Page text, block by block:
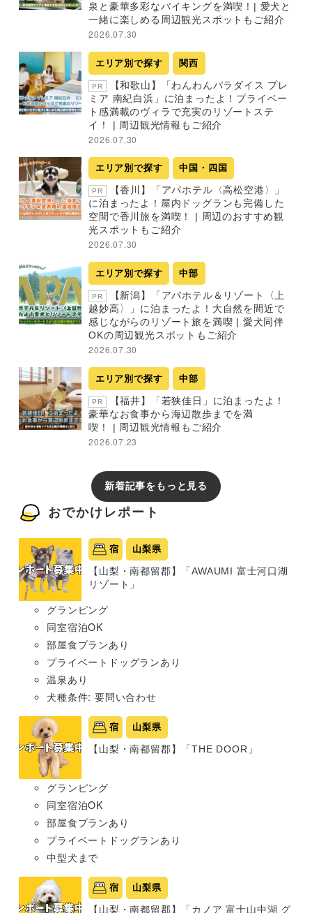
泉と豪華多彩なバイキングを満喫！| 愛犬と
一緒に楽しめる周辺観光スポットもご紹介
2026.07.30
エリア別で探す 関西
PR
【和歌山】「わんわんパラダイス プレ
ミア 南紀白浜」に泊まったよ！プライベー
ト感満載のヴィラで充実のリゾートステ
イ！ | 周辺観光情報もご紹介
2026.07.30
エリア別で探す 中国・四国
PR
【香川】「アパホテル〈高松空港〉」
に泊まったよ！屋内ドッグランも完備した
空間で香川旅を満喫！ | 周辺のおすすめ観
光スポットもご紹介
2026.07.30
エリア別で探す 中部
PR
【新潟】「アパホテル＆リゾート〈上
越妙高〉」に泊まったよ！大自然を間近で
感じながらのリゾート旅を満喫 | 愛犬同伴
OKの周辺観光スポットもご紹介
2026.07.30
エリア別で探す 中部
PR
【福井】「若狭佳日」に泊まったよ！
豪華なお食事から海辺散歩までを満
喫！ | 周辺観光情報もご紹介
2026.07.23
新着記事をもっと見る
おでかけレポート
宿 山梨県
【山梨・南都留郡】「AWAUMI 富士河口湖
リゾート」
グランピング
同室宿泊OK
部屋食プランあり
プライベートドッグランあり
温泉あり
犬種条件: 要問い合わせ
宿 山梨県
【山梨・南都留郡】「THE DOOR」
グランピング
同室宿泊OK
部屋食プランあり
プライベートドッグランあり
中型犬まで
宿 山梨県
【山梨・南都留郡】「カノア 富士山中湖 グ